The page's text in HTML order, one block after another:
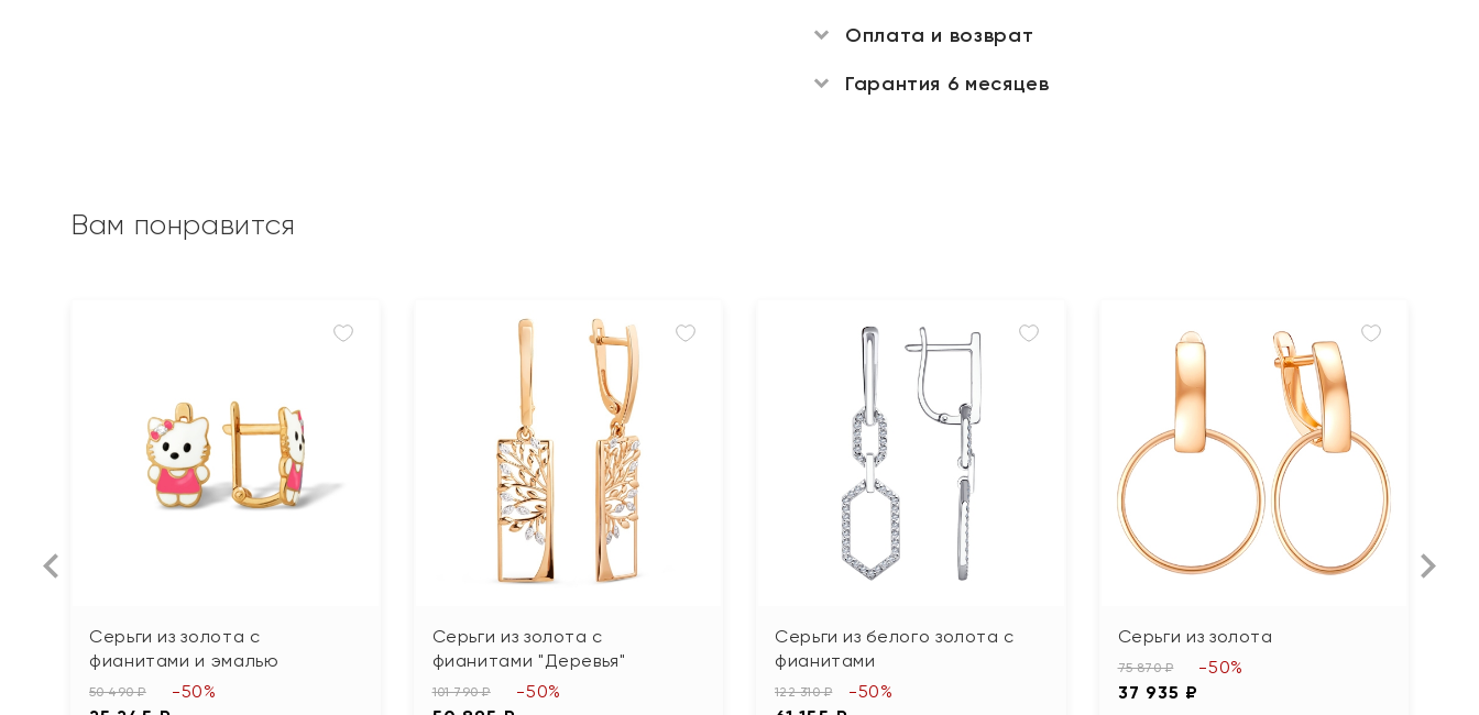
Оплата и возврат
Гарантия 6 месяцев
Вам понравится
Серьги из золота с
фианитами и эмалью
50 490 ₽ -50%
Серьги из золота с
фианитами "Деревья"
101 790 ₽ -50%
Серьги из белого золота с
фианитами
122 310 ₽ -50%
Серьги из золота
75 870 ₽
37 935 ₽
-50%